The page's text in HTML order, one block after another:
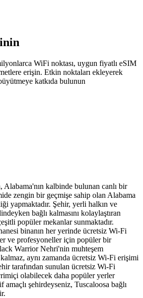
WiFi noktası, uygun fiyatlı eSIM
erişin. Etkin noktaları ekleyerek
katkıda bulunun
Alabama'nın kalbinde bulunan canlı bir
zengin bir geçmişe sahip olan Alabama
yapmaktadır. Şehir, yerli halkın ve
bağlı kalmasını kolaylaştıran
popüler mekanlar sunmaktadır.
binanın her yerinde ücretsiz Wi-Fi
ve profesyoneller için popüler bir
Warrior Nehri'nin muhteşem
aynı zamanda ücretsiz Wi-Fi erişimi
tarafından sunulan ücretsiz Wi-Fi
olabilecek daha popüler yerler
şehirdeyseniz, Tuscaloosa bağlı